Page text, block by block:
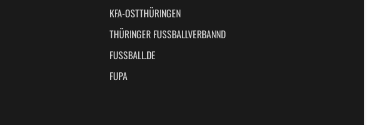
KFA-OSTTHÜRINGEN
THÜRINGER FUSSBALLVERBANND
FUSSBALL.DE
FUPA